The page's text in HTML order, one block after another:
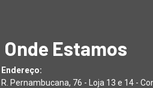
Onde Estamos
Endereço:
R. Pernambucana, 76 - Loja 13 e 14 -